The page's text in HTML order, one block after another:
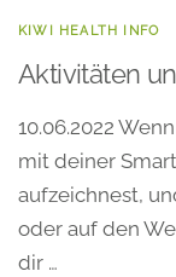
KIWI HEALTH INFO
Aktivitäten
10.06.2022
mit deiner
aufzeichnest,
oder auf den
dir …